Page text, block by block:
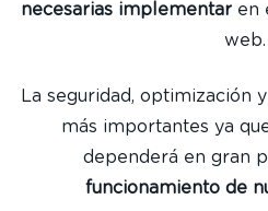
necesarias implementar en
web.
La seguridad, optimización
más importantes ya
dependerá en gran
funcionamiento de